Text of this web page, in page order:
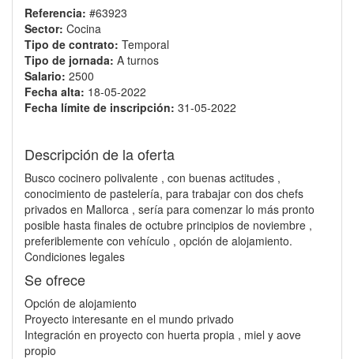
Referencia: #63923
Sector: Cocina
Tipo de contrato: Temporal
Tipo de jornada: A turnos
Salario: 2500
Fecha alta: 18-05-2022
Fecha límite de inscripción: 31-05-2022
Descripción de la oferta
Busco cocinero polivalente , con buenas actitudes ,
conocimiento de pastelería, para trabajar con dos chefs
privados en Mallorca , sería para comenzar lo más pronto
posible hasta finales de octubre principios de noviembre ,
preferiblemente con vehículo , opción de alojamiento.
Condiciones legales
Se ofrece
Opción de alojamiento
Proyecto interesante en el mundo privado
Integración en proyecto con huerta propia , miel y aove
propio